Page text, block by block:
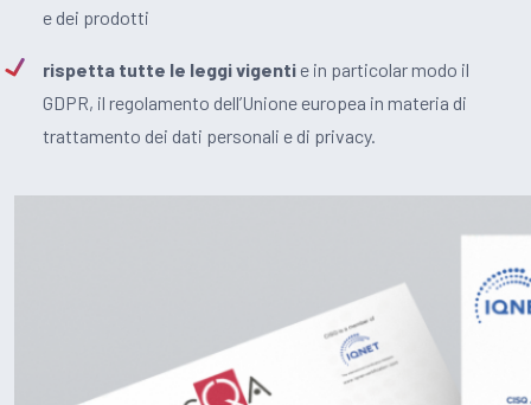
e dei prodotti
rispetta tutte le leggi vigentie in particolar modo il
GDPR, il regolamento dell’Unione europea in materia di
trattamento dei dati personali e di privacy.